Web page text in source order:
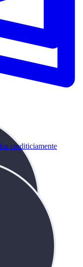
crediticiamente